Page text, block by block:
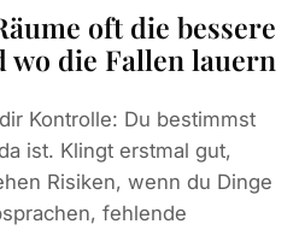
oft die bessere
die Fallen lauern
Kontrolle: Du bestimmst
ist. Klingt erstmal gut,
Risiken, wenn du Dinge
fehlende